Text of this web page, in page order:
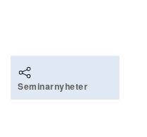
Seminarnyheter